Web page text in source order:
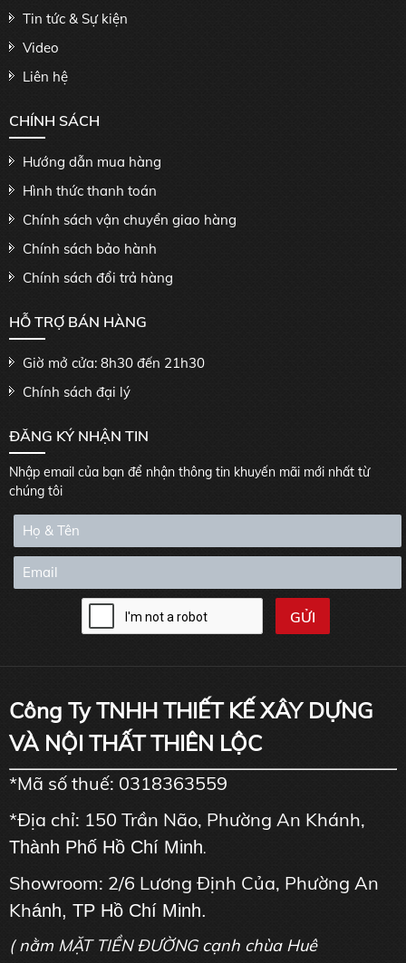
Tin tức & Sự kiện
Video
Liên hệ
CHÍNH SÁCH
Hướng dẫn mua hàng
Hình thức thanh toán
Chính sách vận chuyển giao hàng
Chính sách bảo hành
Chính sách đổi trả hàng
HỖ TRỢ BÁN HÀNG
Giờ mở cửa: 8h30 đến 21h30
Chính sách đại lý
ĐĂNG KÝ NHẬN TIN
Nhập email của bạn để nhận thông tin khuyến mãi mới nhất từ
chúng tôi
Công Ty TNHH THIẾT KẾ XÂY DỰNG
VÀ NỘI THẤT THIÊN LỘC
*Mã số thuế: 0318363559
*Địa chỉ: 150 Trần Não, Phường An Khánh,
Thành Phố Hồ Chí Minh.
Showroom: 2/6 Lương Định Của, Phường An
Khánh, TP Hồ Chí Minh.
( nằm MẶT TIỀN ĐƯỜNG cạnh chùa Huê